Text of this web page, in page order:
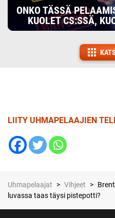
ONKO TÄSSÄ
KUOLET CS:SSÄ,
LIITY UHMAPELAAJIEN
Uhmapelaajat > Vihjeet >
luvassa taas täysi pistepotti?